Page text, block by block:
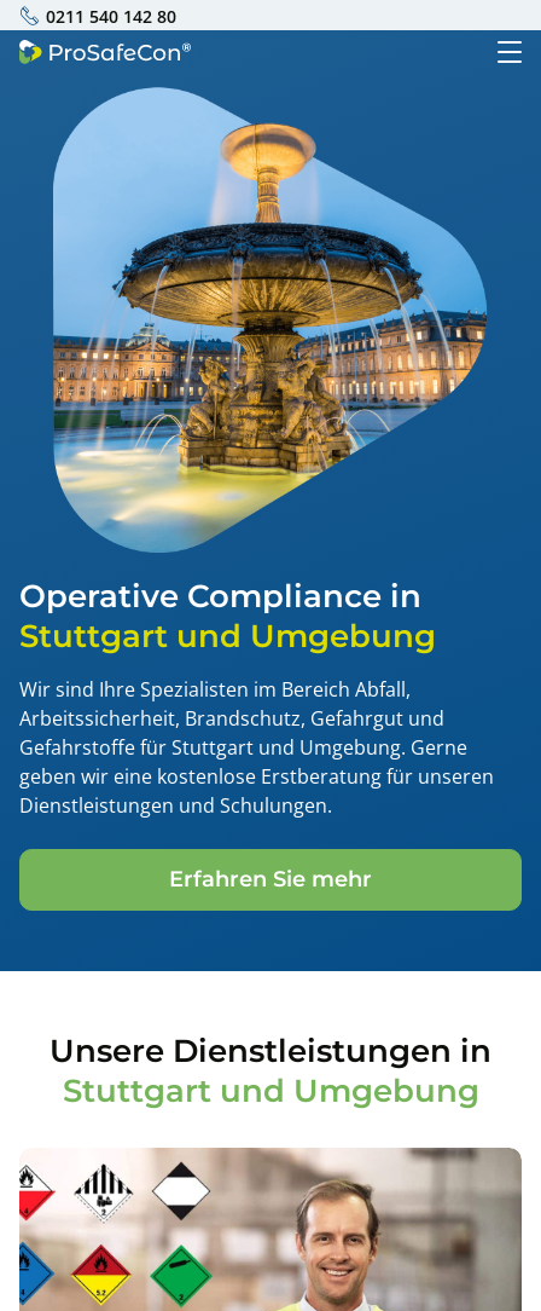
0211 540 142 80
Operative Compliance in
Stuttgart und Umgebung
Wir sind Ihre Spezialisten im Bereich Abfall,
Arbeitssicherheit, Brandschutz, Gefahrgut und
Gefahrstoffe für Stuttgart und Umgebung. Gerne
geben wir eine kostenlose Erstberatung für unseren
Dienstleistungen und Schulungen.
Erfahren Sie mehr
Unsere Dienstleistungen in
Stuttgart und Umgebung